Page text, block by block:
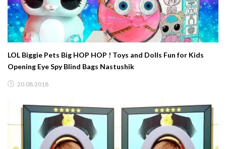
LOL Biggie Pets Big HOP HOP ! Toys and Dolls Fun for Kids
Opening Eye Spy Blind Bags Nastushik
20.08.2018